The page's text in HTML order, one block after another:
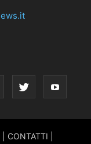
| CONTATTI |